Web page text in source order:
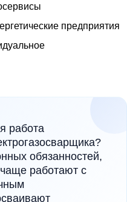
предприятия
работа
обязанностей,
работают с